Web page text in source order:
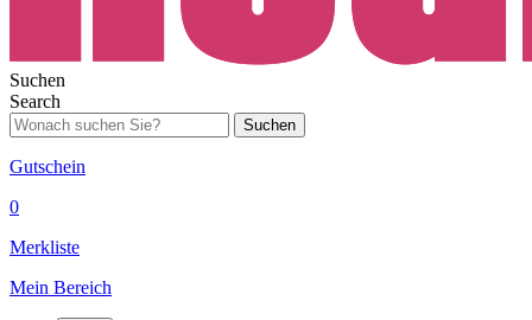
Suchen
Search
Suchen
Gutschein
0
Merkliste
Mein Bereich